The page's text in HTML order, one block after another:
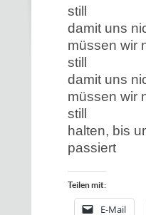
still
damit uns
müssen wir
still
damit uns
müssen wir
still
halten, bis
passiert
Teilen mit:
E-Mail